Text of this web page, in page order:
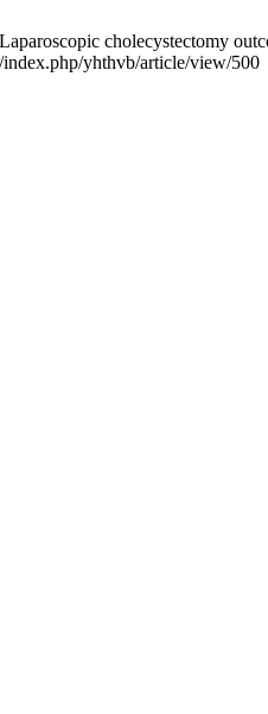
cholecystectomy
yhthvb/article/view/500